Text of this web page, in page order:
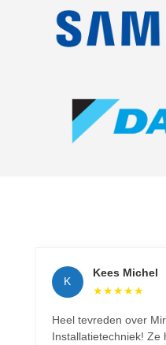
K
Kees Michel
★★★★★
Heel tevreden over
Installatietechniek! Ze